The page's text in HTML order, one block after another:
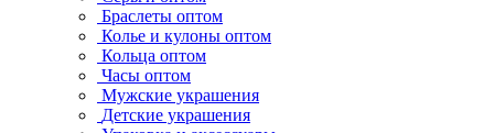
Браслеты оптом
Колье и кулоны оптом
Кольца оптом
Часы оптом
Мужские украшения
Детские украшения